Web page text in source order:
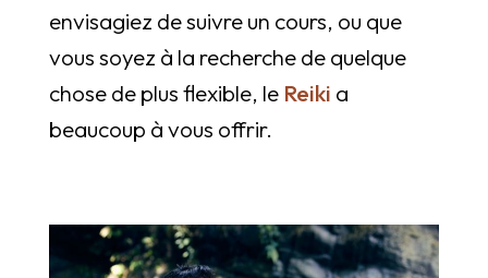
envisagiez de suivre un cours, ou que
vous soyez à la recherche de quelque
chose de plus flexible, le Reiki a
beaucoup à vous offrir.